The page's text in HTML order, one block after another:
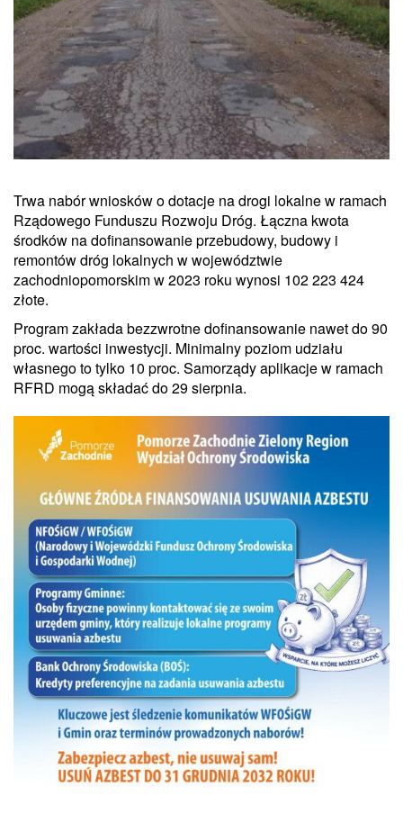
Trwa nabór wniosków o dotacje na drogi lokalne w ramach
Rządowego Funduszu Rozwoju Dróg. Łączna kwota
środków na dofinansowanie przebudowy, budowy i
remontów dróg lokalnych w województwie
zachodniopomorskim w 2023 roku wynosi 102 223 424
złote.
Program zakłada bezzwrotne dofinansowanie nawet do 90
proc. wartości inwestycji. Minimalny poziom udziału
własnego to tylko 10 proc. Samorządy aplikacje w ramach
RFRD mogą składać do 29 sierpnia.